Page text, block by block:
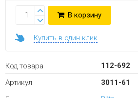
В корзину
Купить в один клик
Код товара
112-692
Артикул
3011-61